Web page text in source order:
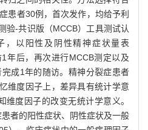
患者30例，首次发作，均给予利
验-共识版（MCCB）工具测试认
，以阳性及阴性精神症状量表
1年后，再次进行MCCB测定以及
成1年的随访。精神分裂症患者
维度因子上，差异具有统计学意
维度因子的改变无统计学意义。
者的阳性症状、阴性症状及一般